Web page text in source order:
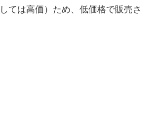
ては高価）ため、低価格で販売さ